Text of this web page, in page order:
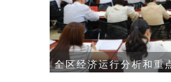
全区经济运行分析和重